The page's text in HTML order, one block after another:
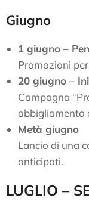
Giugno
1 giugno –
Promozioni
20 giugno –
Campagna
abbigliamento
Metà giugno
Lancio di una
anticipati.
LUGLIO –